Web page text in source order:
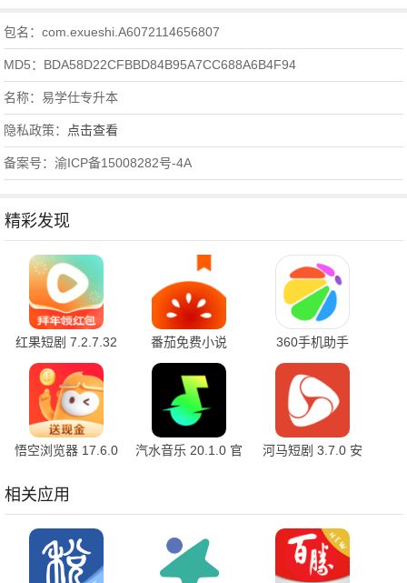
包名：com.exueshi.A6072114656807
MD5：BDA58D22CFBBD84B95A7CC688A6B4F94
名称：易学仕专升本
隐私政策： 点击查看
备案号：渝ICP备15008282号-4A
精彩发现
红果短剧 7.2.7.32
官方版
番茄免费小说
7.2.7.32 安卓版
360手机助手
10.2.2 官方版
悟空浏览器 17.6.0
汽水音乐 20.1.0 官
河马短剧 3.7.0 安
相关应用